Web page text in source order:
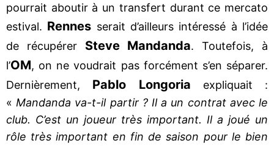
pourrait aboutir à un transfert durant ce mercato
estival. Rennes serait d’ailleurs intéressé à l’idée
de récupérer Steve Mandanda. Toutefois, à
l’OM, on ne voudrait pas forcément s’en séparer.
Dernièrement, Pablo Longoria expliquait :
« Mandanda va-t-il partir ? Il a un contrat avec le
club. C’est un joueur très important. Il a joué un
rôle très important en fin de saison pour le bien